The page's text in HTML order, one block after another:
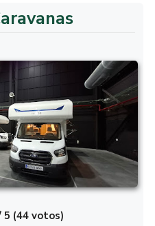
5 (44 votos)